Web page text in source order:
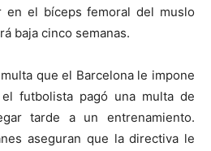
en el bíceps femoral del muslo
baja cinco semanas.
que el Barcelona le impone
futbolista pagó una multa de
tarde a un entrenamiento.
aseguran que la directiva le